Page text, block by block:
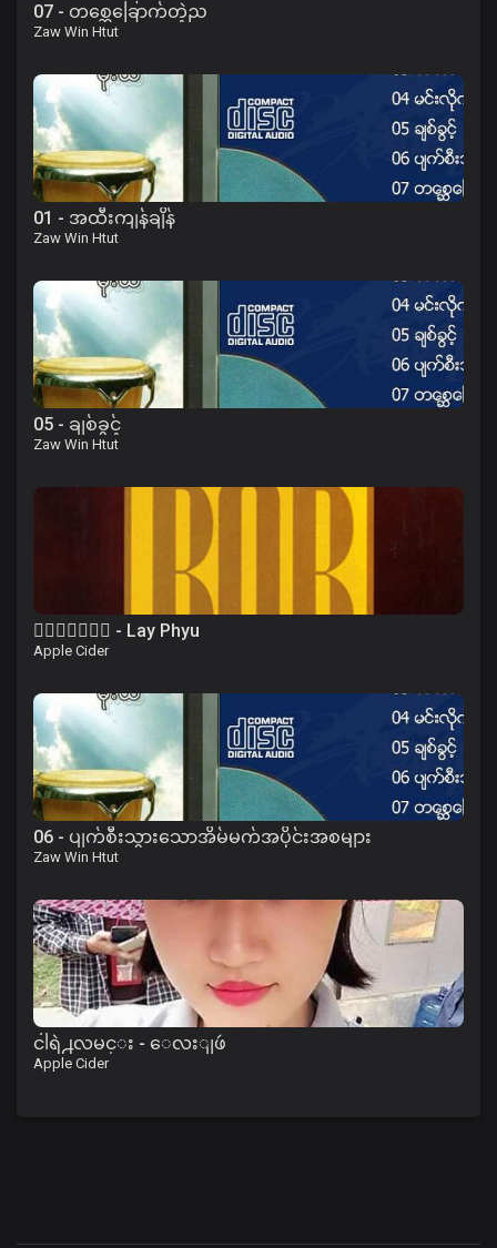
07 - တစ္ဆေခြောက်တဲ့ည
Zaw Win Htut
01 - အထီးကျန်ချိန်
Zaw Win Htut
05 - ချစ်ခွင့်
Zaw Win Htut
၀ိေရာဓိ - Lay Phyu
Apple Cider
06 - ပျက်စီးသွားသောအိမ်မက်အပိုင်းအစများ
Zaw Win Htut
ငါရဲ႕လမင္း - ေလးျဖဴ
Apple Cider